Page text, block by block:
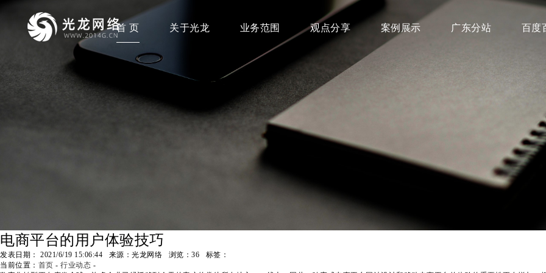
首 页 关于光龙 业务范围 观点分享 案例展示 广东分站 百度
电商平台的用户体验技巧
发表日期： 2021/6/19 15:06:44 来源：光龙网络 浏览： 36 标签：
当前位置： 首页 - 行业动态 -